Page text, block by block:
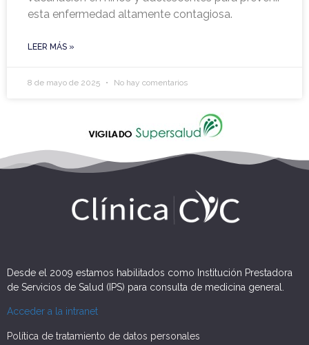
esta enfermedad altamente contagiosa.
LEER MÁS »
8 de mayo de 2025 No hay comentarios
Desde el 2009 estamos habilitados como Institución Prestadora
de Servicios de Salud (IPS) para consulta de medicina general.
Acceder a la intranet
Política de tratamiento de datos personales